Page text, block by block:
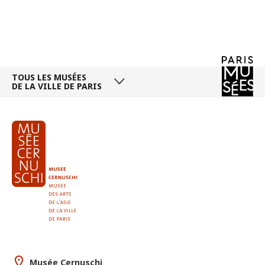
TOUS LES MUSÉES
DE LA VILLE DE PARIS
Musée Cernuschi